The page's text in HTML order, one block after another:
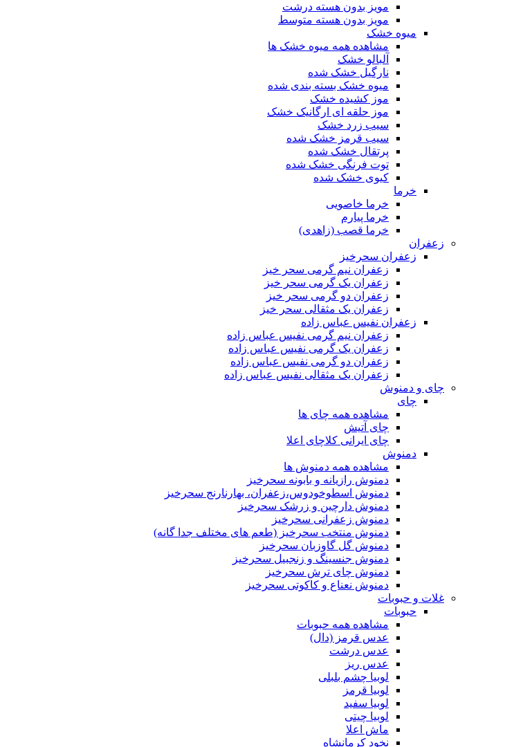
مویز بدون هسته درشت
مویز بدون هسته متوسط
میوه خشک
مشاهده همه میوه خشک ها
آلبالو خشک
نارگیل خشک شده
میوه خشک بسته بندی شده
موز کشیده خشک
موز حلقه ای ارگانیک خشک
سیب زرد خشک
سیب قرمز خشک شده
پرتقال خشک شده
توت فرنگی خشک شده
کیوی خشک شده
خرما
خرما خاصویی
خرما پیارم
خرما قصب (زاهدی)
زعفران
زعفران سحرخیز
زعفران نیم گرمی سحر خیز
زعفران یک گرمی سحر خیز
زعفران دو گرمی سحر خیز
زعفران یک مثقالی سحر خیز
زعفران نفیس عباس زاده
زعفران نیم گرمی نفیس عباس زاده
زعفران یک گرمی نفیس عباس زاده
زعفران دو گرمی نفیس عباس زاده
زعفران یک مثقالی نفیس عباس زاده
چای و دمنوش
چای
مشاهده همه چای ها
چای آتیش
چای ایرانی کلاچای اعلا
دمنوش
مشاهده همه دمنوش ها
دمنوش رازیانه و بابونه سحرخیز
دمنوش اسطوخودوس،زعفران، بهارنارنج سحرخیز
دمنوش دارچین و زرشک سحرخیز
دمنوش زعفرانی سحرخیز
دمنوش منتخب سحرخیز (طعم های مختلف جدا گانه)
دمنوش گل گاوزبان سحرخیز
دمنوش جنسینگ و زنجبیل سحرخیز
دمنوش چای ترش سحرخیز
دمنوش نعناع و کاکوتی سحرخیز
غلات و حبوبات
حبوبات
مشاهده همه حبوبات
عدس قرمز (دال)
عدس درشت
عدس ریز
لوبیا چشم بلبلی
لوبیا قرمز
لوبیا سفید
لوبیا چیتی
ماش اعلا
نخود کرمانشاه